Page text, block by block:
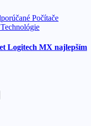
Počítače
Technológie
Logitech MX najlepším